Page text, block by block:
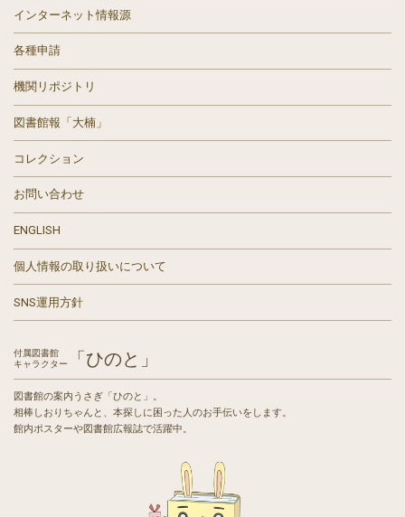
インターネット情報源
各種申請
機関リポジトリ
図書館報「大楠」
コレクション
お問い合わせ
ENGLISH
個人情報の取り扱いについて
SNS運用方針
付属図書館
キャラクター
「ひのと」
図書館の案内うさぎ「ひのと」。
相棒しおりちゃんと、本探しに困った人のお手伝いをします。
館内ポスターや図書館広報誌で活躍中。